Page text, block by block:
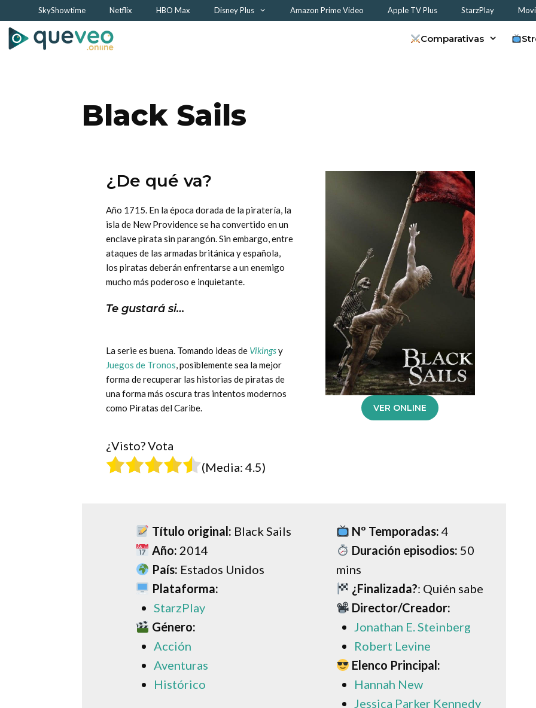
al
contenido
SkyShowtime Netflix HBO Max Disney Plus Amazon Prime Video Apple TV Plus StarzPlay
Comparativas
Black Sails
¿De qué va?
Año 1715. En la época dorada de la piratería, la
isla de New Providence se ha convertido en un
enclave pirata sin parangón. Sin embargo, entre
ataques de las armadas británica y española,
los piratas deberán enfrentarse a un enemigo
mucho más poderoso e inquietante.
Te gustará si…
La serie es buena. Tomando ideas de Vikingsy
Juegos de Tronos , posiblemente sea la mejor
forma de recuperar las historias de piratas de
una forma más oscura tras intentos modernos
como Piratas del Caribe.
¿Visto? Vota
(Media: 4.5)
VER ONLINE
Título original: Black Sails
Año: 2014
País: Estados Unidos
Plataforma:
StarzPlay
Género:
Acción
Aventuras
Histórico
Nº Temporadas: 4
Duración episodios: 50
mins
¿Finalizada?: Quién sabe
Director/Creador:
Jonathan E. Steinberg
Robert Levine
Elenco Principal:
Hannah New
Jessica Parker Kennedy